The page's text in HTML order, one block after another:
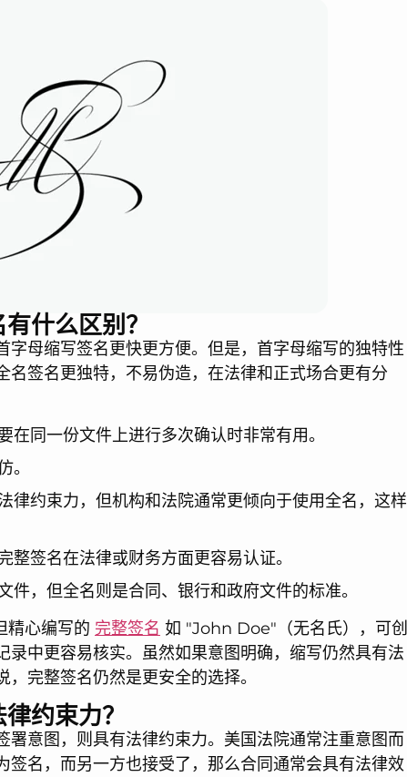
什么区别？
字母缩写签名更快更方便。但是，首字母缩写的独特性
签名更独特，不易伪造，在法律和正式场合更有分
同一份文件上进行多次确认时非常有用。
。
律约束力，但机构和法院通常更倾向于使用全名，这样
签名在法律或财务方面更容易认证。
，但全名则是合同、银行和政府文件的标准。
精心编写的 完整签名 如 "John Doe"（无名氏），可创
录中更容易核实。虽然如果意图明确，缩写仍然具有法
完整签名仍然是更安全的选择。
约束力？
署意图，则具有法律约束力。美国法院通常注重意图而
签名，而另一方也接受了，那么合同通常会具有法律效